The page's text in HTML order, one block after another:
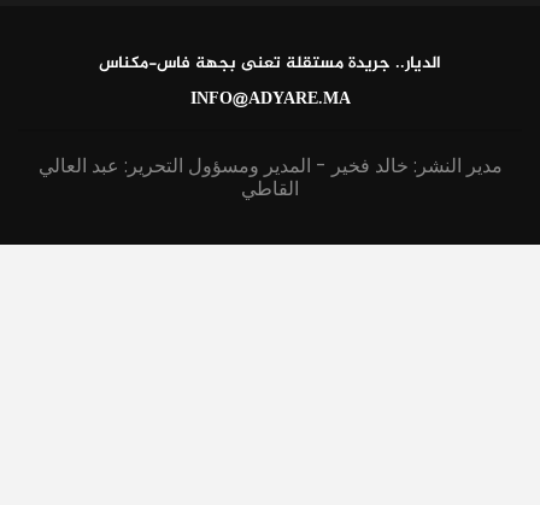
الديار.. جريدة مستقلة تعنى بجهة فاس-مكناس
INFO@ADYARE.MA
مدير النشر: خالد فخير - المدير ومسؤول التحرير: عبد العالي
القاطي